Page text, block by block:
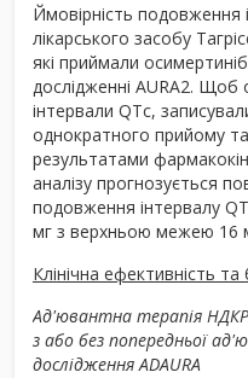
Ймовірність подовження
лікарського засобу
які приймали
дослідженні AURA2. Щоб
інтервали QTc,
однократного прийому
результатами
аналізу прогнозується
подовження інтервалу
мг з верхньою межею 16
Клінічна ефективність та
Ад'ювантна терапія
з або без попередньої
дослідження ADAURA